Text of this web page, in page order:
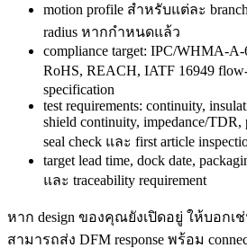
motion profile สำหรับแต่ละ
radius หากกำหนดแล้ว
compliance target: IPC/WHMA-
RoHS, REACH, IATF 16949
specification
test requirements: continuity,
shield continuity, impedance/
seal check และ first article
target lead time, dock date,
และ traceability requirement
หาก design ของคุณยังเปิดอยู่ ให้บอก
สามารถส่ง DFM response พร้อม